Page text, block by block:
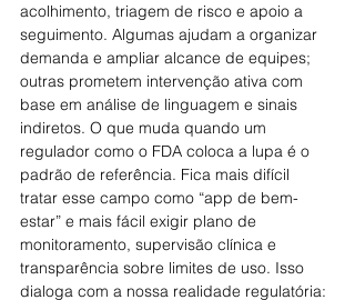
acolhimento, triagem de risco e apoio a
seguimento. Algumas ajudam a organizar
demanda e ampliar alcance de equipes;
outras prometem intervenção ativa com
base em análise de linguagem e sinais
indiretos. O que muda quando um
regulador como o FDA coloca a lupa é o
padrão de referência. Fica mais difícil
tratar esse campo como “app de bem-
estar” e mais fácil exigir plano de
monitoramento, supervisão clínica e
transparência sobre limites de uso. Isso
dialoga com a nossa realidade regulatória: